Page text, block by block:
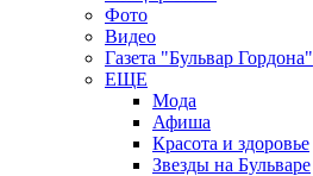
Фото
Видео
Газета "Бульвар Гордона"
ЕЩЕ
Мода
Афиша
Красота и здоровье
Звезды на Бульваре